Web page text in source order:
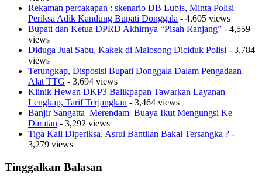
Rekaman percakapan : skenario DB Lubis, Minta Polisi
Periksa Adik Kandung Bupati Donggala - 4,605 views
Bupati dan Ketua DPRD Akhirnya “Pisah Ranjang” - 4,559
views
Diduga Jual Sabu, Kakek di Malosong Diciduk Polisi - 3,784
views
Terungkap, Disposisi Bupati Donggala Dalam Pengadaan
Alat TTG - 3,694 views
Klinik Hewan DKP3 Balikpapan Tawarkan Layanan
Lengkap, Tarif Terjangkau - 3,464 views
Banjir Sangatta Merendam Buaya Ikut Mengungsi Ke
Daratan - 3,292 views
Tiga Kali Diperiksa, Asrul Bantilan Bakal Tersangka ? -
3,279 views
Tinggalkan Balasan